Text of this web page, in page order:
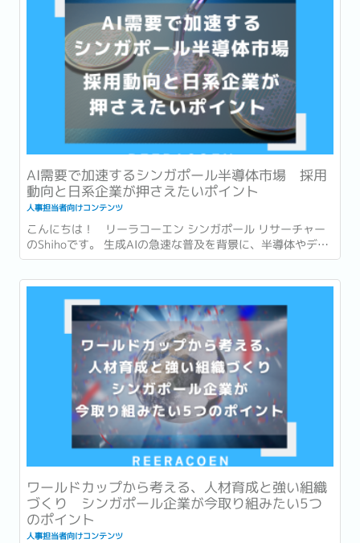
AI需要で加速するシンガポール半導体市場 採用
動向と日系企業が押さえたいポイント
人事担当者向けコンテンツ
こんにちは！ リーラコーエン シンガポール リサーチャー
のShihoです。 生成AIの急速な普及を背景に、半導体やデー
タセンターへの投資も世界各地で急速に拡大しています。...
ワールドカップから考える、人材育成と強い組織
づくり シンガポール企業が今取り組みたい5つ
のポイント
人事担当者向けコンテンツ